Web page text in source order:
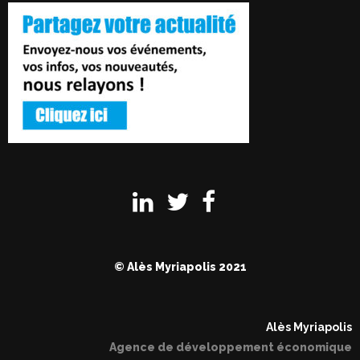
© Alès Myriapolis 2021
Alès Myriapolis
Agence de développement économique